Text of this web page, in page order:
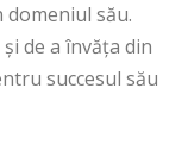
său.
de a învăța din
succesul său